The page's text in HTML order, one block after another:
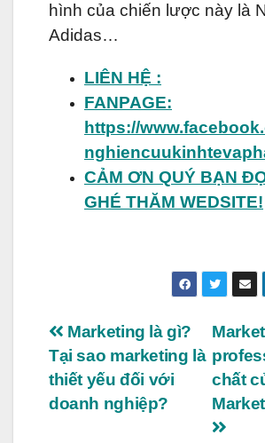
hình của chiến lược này là
Adidas…
LIÊN HỆ :
FANPAGE:
https://
CẢM ƠN QUÝ BẠN
GHÉ THĂM WEDSITE!
Điều
hướng
bài
chất
Marketing là gì?
Tại sao marketing là
thiết yếu đối với
doanh nghiệp?